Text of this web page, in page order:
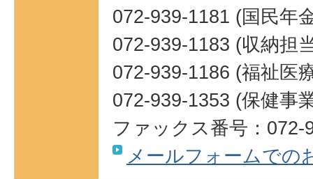
072-939-1181 (国民年
072-939-1183 (収納担
072-939-1186 (福祉医
072-939-1353 (保健事
ファックス番号：072-
メールフォームでの